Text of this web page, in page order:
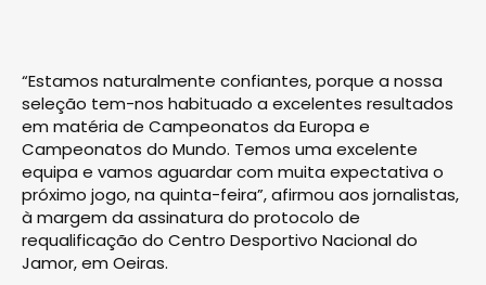
“Estamos naturalmente confiantes, porque a nossa
seleção tem-nos habituado a excelentes resultados
em matéria de Campeonatos da Europa e
Campeonatos do Mundo. Temos uma excelente
equipa e vamos aguardar com muita expectativa o
próximo jogo, na quinta-feira”, afirmou aos jornalistas,
à margem da assinatura do protocolo de
requalificação do Centro Desportivo Nacional do
Jamor, em Oeiras.